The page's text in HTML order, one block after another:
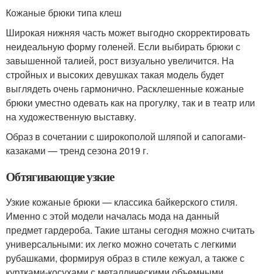
Кожаные брюки типа клеш
Широкая нижняя часть может выгодно скорректировать
неидеальную форму голеней. Если выбирать брюки с
завышенной талией, рост визуально увеличится. На
стройных и высоких девушках такая модель будет
выглядеть очень гармонично. Расклешенные кожаные
брюки уместно одевать как на прогулку, так и в театр или
на художественную выставку.
Образ в сочетании с широкополой шляпой и сапогами-
казаками — тренд сезона 2019 г.
Обтягивающие узкие
Узкие кожаные брюки — классика байкерского стиля.
Именно с этой модели началась мода на данный
предмет гардероба. Такие штаны сегодня можно считать
универсальными: их легко можно сочетать с легкими
рубашками, формируя образ в стиле кежуал, а также с